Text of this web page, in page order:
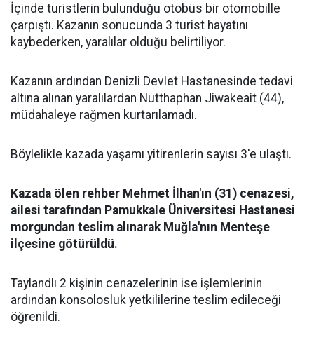
İçinde turistlerin bulunduğu otobüs bir otomobille
çarpıştı. Kazanın sonucunda 3 turist hayatını
kaybederken, yaralılar olduğu belirtiliyor.
Kazanın ardından Denizli Devlet Hastanesinde tedavi
altına alınan yaralılardan Nutthaphan Jiwakeait (44),
müdahaleye rağmen kurtarılamadı.
Böylelikle kazada yaşamı yitirenlerin sayısı 3'e ulaştı.
Kazada ölen rehber Mehmet İlhan'ın (31) cenazesi,
ailesi tarafından Pamukkale Üniversitesi Hastanesi
morgundan teslim alınarak Muğla'nın Menteşe
ilçesine götürüldü.
Taylandlı 2 kişinin cenazelerinin ise işlemlerinin
ardından konsolosluk yetkililerine teslim edileceği
öğrenildi.